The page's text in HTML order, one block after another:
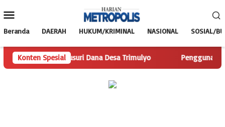
ke
Mobile
Beranda DAERAH HUKUM/KRIMINAL NASIONAL SOSIAL/
Konten Spesial
Telusuri Dana Desa Trimulyo Pengguna Jalan